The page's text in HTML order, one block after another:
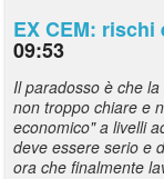
EX CEM:
09:53
Il paradosso è che
non troppo chiare e
economico" a livelli
deve essere serio e
ora che finalmente